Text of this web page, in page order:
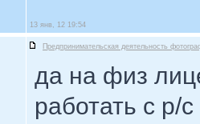
13 янв, 12 19:54
Предпринимательская деятельность
да на физ
работать с р/